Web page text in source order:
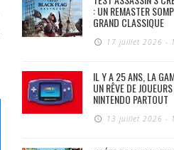
: UN REMASTER
GRAND CLASSIQUE
17 juillet 2026 -
IL Y A 25 ANS, LA
UN RÊVE DE
NINTENDO PARTOUT
13 juillet 2026 -